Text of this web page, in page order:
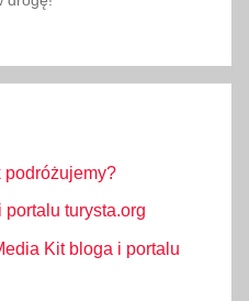
podróżujemy?
turysta.org
Kit bloga i portalu